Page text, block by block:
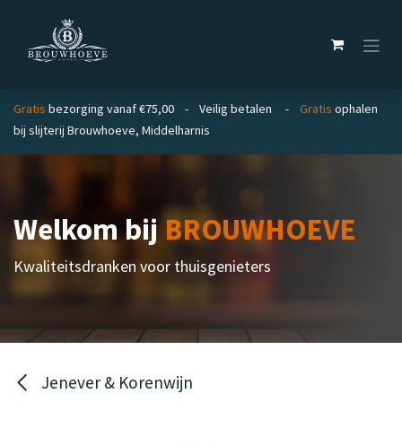
Gratis bezorging vanaf €75,00 - Veilig betalen - Gratis ophalen
bij slijterij Brouwhoeve, Middelharnis
Welkom bijBROUWHOEVE
Kwaliteitsdranken voor thuisgenieters
Jenever & Korenwijn